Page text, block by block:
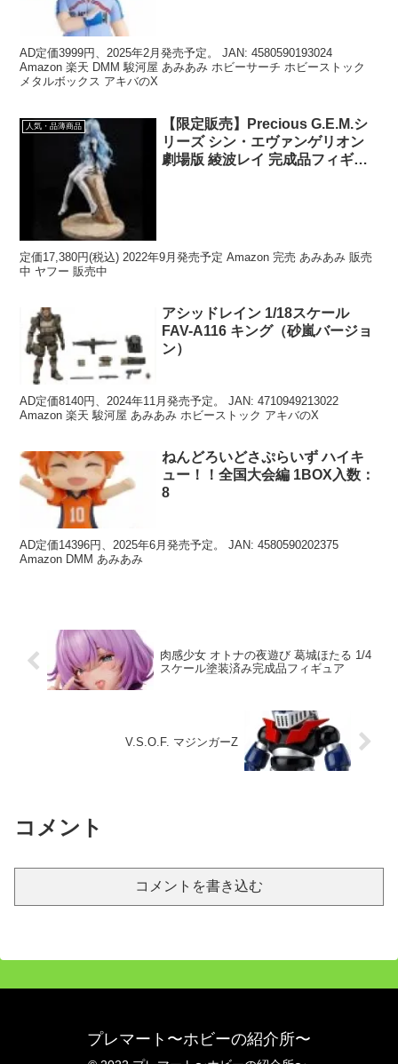
AD定価3999円、2025年2月発売予定。 JAN: 4580590193024
Amazon 楽天 DMM 駿河屋 あみあみ ホビーサーチ ホビーストック
メタルボックス アキバのX
人気・品薄商品
【限定販売】Precious G.E.M.シ
リーズ シン・エヴァンゲリオン
劇場版 綾波レイ 完成品フィギュ
定価17,380円(税込) 2022年9月発売予定 Amazon 完売 あみあみ 販売
中 ヤフー 販売中
アシッドレイン 1/18スケール
FAV-A116 キング（砂嵐バージョ
ン）
AD定価8140円、2024年11月発売予定。 JAN: 4710949213022
Amazon 楽天 駿河屋 あみあみ ホビーストック アキバのX
ねんどろいどさぷらいず ハイキ
ュー！！全国大会編 1BOX入数：
8
AD定価14396円、2025年6月発売予定。 JAN: 4580590202375
Amazon DMM あみあみ
肉感少女 オトナの夜遊び 葛城ほたる 1/4
スケール塗装済み完成品フィギュア
V.S.O.F. マジンガーZ
コメント
コメントを書き込む
プレマート〜ホビーの紹介所〜